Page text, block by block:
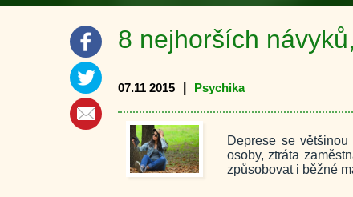
8 nejhorších
07.11 2015 Psychika
Deprese se
osoby, ztráta
způsobovat i běžné